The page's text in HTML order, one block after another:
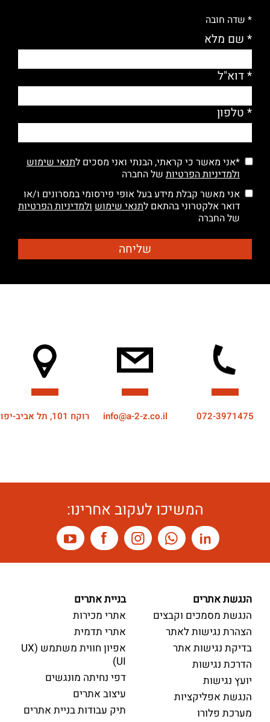
* שדה חובה
* שם מלא
* דוא"ל
* טלפון
*אני מאשר כי קראתי, הבנתי ואני מסכים לתנאי שימוש
ולמדיניות הפרטיות של החברה
אני מאשר קבלת מידע בעל אופי פירסומי במסרונים ו/או
דואר אלקטרוני בהתאם לתנאי שימושולמדיניות הפרטיות
של החברה
072-3971475
info@a-2-z.co.il רוקח 101, תל אביב-יפו
המשיכו לעקוב אחרינו:
הנגשת אתרים
הנגשת מסמכים וקבצים
הצהרת נגישות לאתר
בדיקת נגישות אתר
הדרכת נגישות
יועץ נגישות
הנגשת אפליקציות
מערכת פלורו
בניית אתרים
אתרי מכירות
אתרי תדמית
אפיון חווית משתמש (UX
UI)
דפי נחיתה מונגשים
עיצוב אתרים
תיק עבודות בניית אתרים